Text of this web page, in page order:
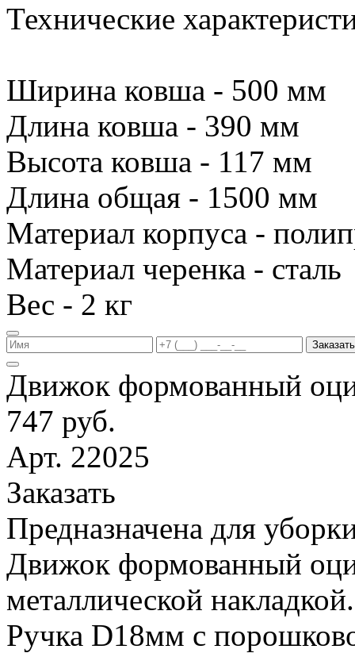
Технические
Ширина ковша - 500 мм
Длина ковша - 390 мм
Высота ковша - 117 мм
Длина общая - 1500 мм
Материал корпуса -
Материал черенка - сталь
Вес - 2 кг
Заказать
Движок формованный
747 руб.
Арт. 22025
Заказать
Предназначена для
Движок формованный
металлической
Ручка D18мм с